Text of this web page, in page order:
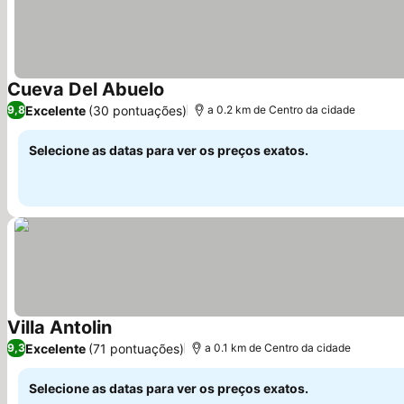
Cueva Del Abuelo
9,8Excelente (30 pontuações) a 0.2 km de Centro da cidade
Selecione as datas para ver os preços exatos.
Villa Antolin
9,3Excelente (71 pontuações) a 0.1 km de Centro da cidade
Selecione as datas para ver os preços exatos.